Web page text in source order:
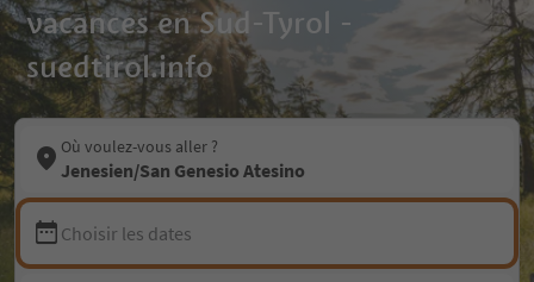
vacances en Sud-Tyrol -
suedtirol.info
Où voulez-vous aller ?
Jenesien/San Genesio Atesino
Choisir les dates